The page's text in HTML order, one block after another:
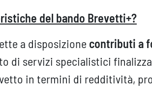
del bando Brevetti+?
a disposizione contributi a
di servizi specialistici
in termini di redditività,